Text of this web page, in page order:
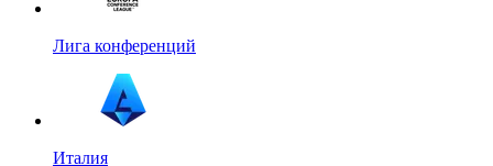
Лига конференций
Италия